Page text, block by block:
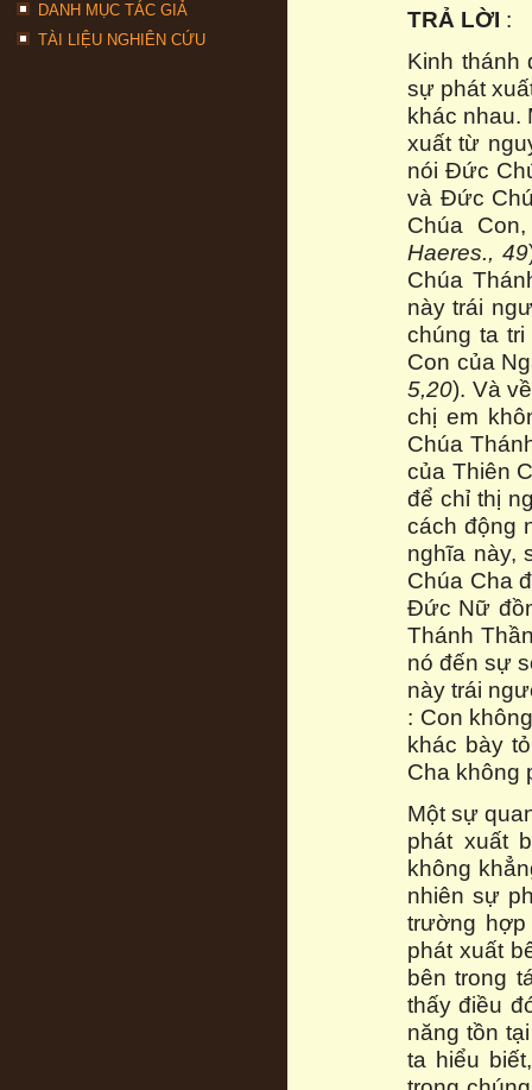
DANH MỤC TÁC GIẢ
TÀI LIỆU NGHIÊN CỨU
TRẢ LỜI :
Kinh thánh
sự phát
khác nhau.
xuất từ
nói Đức
và Đức
Chúa
Haeres., 49
Chúa
này trái
chúng ta
Con của
5,20). Và
chị em
Chúa
của Thiên
để chỉ thị
cách động
nghĩa này,
Chúa Cha
Đức Nữ
Thánh
nó đến sự
này trái
: Con
khác bày
Cha không
Một sự
phát xuất
không
nhiên sự
trường
phát xuất
bên trong
thấy điều
năng tồn
ta hiểu